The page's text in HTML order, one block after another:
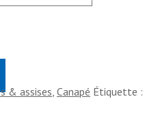
& assises Canapé Étiquette :